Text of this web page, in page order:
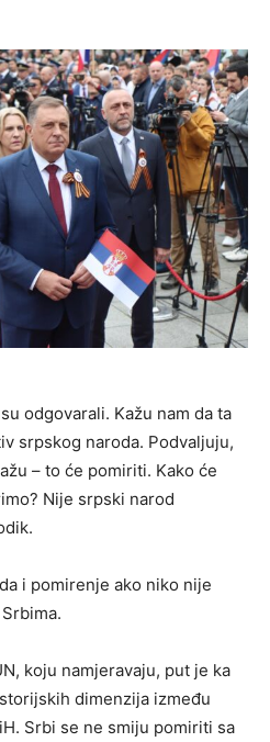
odgovarali. Kažu nam da ta
srpskog naroda. Podvaljuju,
– to će pomiriti. Kako će
Nije srpski narod
i pomirenje ako niko nije
koju namjeravaju, put je ka
dimenzija između
Srbi se ne smiju pomiriti sa